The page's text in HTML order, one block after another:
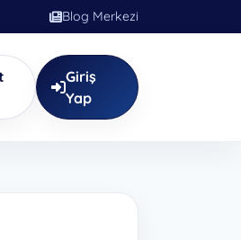
Blog Merkezi
Giriş
Yap